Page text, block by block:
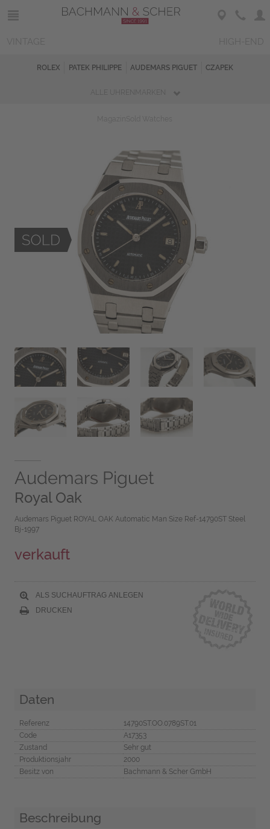
ROLEX PATEK PHILIPPE AUDEMARS PIGUET CZAPEK
Audemars Piguet
Royal Oak
Audemars Piguet ROYAL OAK Automatic Man Size Ref-14790ST Steel
Bj-1997
verkauft
ALS SUCHAUFTRAG ANLEGEN
DRUCKEN
Daten
Referenz
14790ST.OO.0789ST.01
Code
A17353
Zustand
Sehr gut
Produktionsjahr
2000
Besitz von
Bachmann & Scher GmbH
Beschreibung